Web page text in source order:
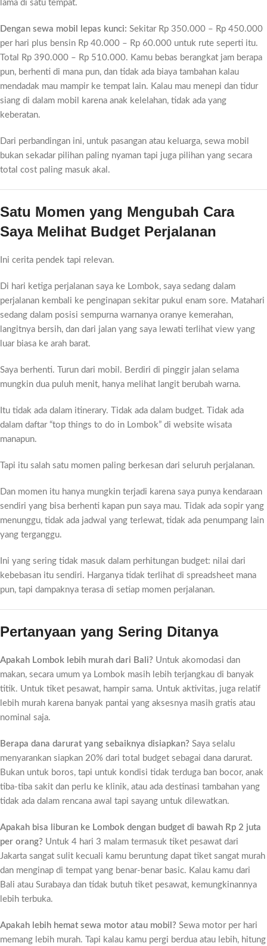
lama di satu tempat.
Dengan sewa mobil lepas kunci: Sekitar Rp 350.000 – Rp 450.000
per hari plus bensin Rp 40.000 – Rp 60.000 untuk rute seperti itu.
Total Rp 390.000 – Rp 510.000. Kamu bebas berangkat jam berapa
pun, berhenti di mana pun, dan tidak ada biaya tambahan kalau
mendadak mau mampir ke tempat lain. Kalau mau menepi dan tidur
siang di dalam mobil karena anak kelelahan, tidak ada yang
keberatan.
Dari perbandingan ini, untuk pasangan atau keluarga, sewa mobil
bukan sekadar pilihan paling nyaman tapi juga pilihan yang secara
total cost paling masuk akal.
Satu Momen yang Mengubah Cara
Saya Melihat Budget Perjalanan
Ini cerita pendek tapi relevan.
Di hari ketiga perjalanan saya ke Lombok, saya sedang dalam
perjalanan kembali ke penginapan sekitar pukul enam sore. Matahari
sedang dalam posisi sempurna warnanya oranye kemerahan,
langitnya bersih, dan dari jalan yang saya lewati terlihat view yang
luar biasa ke arah barat.
Saya berhenti. Turun dari mobil. Berdiri di pinggir jalan selama
mungkin dua puluh menit, hanya melihat langit berubah warna.
Itu tidak ada dalam itinerary. Tidak ada dalam budget. Tidak ada
dalam daftar “top things to do in Lombok” di website wisata
manapun.
Tapi itu salah satu momen paling berkesan dari seluruh perjalanan.
Dan momen itu hanya mungkin terjadi karena saya punya kendaraan
sendiri yang bisa berhenti kapan pun saya mau. Tidak ada sopir yang
menunggu, tidak ada jadwal yang terlewat, tidak ada penumpang lain
yang terganggu.
Ini yang sering tidak masuk dalam perhitungan budget: nilai dari
kebebasan itu sendiri. Harganya tidak terlihat di spreadsheet mana
pun, tapi dampaknya terasa di setiap momen perjalanan.
Pertanyaan yang Sering Ditanya
Apakah Lombok lebih murah dari Bali? Untuk akomodasi dan
makan, secara umum ya Lombok masih lebih terjangkau di banyak
titik. Untuk tiket pesawat, hampir sama. Untuk aktivitas, juga relatif
lebih murah karena banyak pantai yang aksesnya masih gratis atau
nominal saja.
Berapa dana darurat yang sebaiknya disiapkan? Saya selalu
menyarankan siapkan 20% dari total budget sebagai dana darurat.
Bukan untuk boros, tapi untuk kondisi tidak terduga ban bocor, anak
tiba-tiba sakit dan perlu ke klinik, atau ada destinasi tambahan yang
tidak ada dalam rencana awal tapi sayang untuk dilewatkan.
Apakah bisa liburan ke Lombok dengan budget di bawah Rp 2 juta
per orang? Untuk 4 hari 3 malam termasuk tiket pesawat dari
Jakarta sangat sulit kecuali kamu beruntung dapat tiket sangat murah
dan menginap di tempat yang benar-benar basic. Kalau kamu dari
Bali atau Surabaya dan tidak butuh tiket pesawat, kemungkinannya
lebih terbuka.
Apakah lebih hemat sewa motor atau mobil? Sewa motor per hari
memang lebih murah. Tapi kalau kamu pergi berdua atau lebih, hitung